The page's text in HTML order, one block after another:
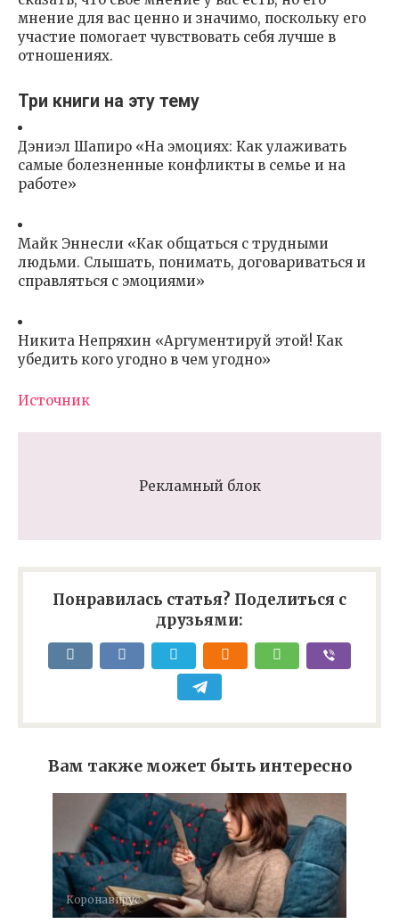
мнение для вас ценно и значимо, поскольку его
участие помогает чувствовать себя лучше в
отношениях.
Три книги на эту тему
Дэниэл Шапиро «На эмоциях: Как улаживать
самые болезненные конфликты в семье и на
работе»
Майк Эннесли «Как общаться с трудными
людьми. Слышать, понимать, договариваться и
справляться с эмоциями»
Никита Непряхин «Аргументируй этой! Как
убедить кого угодно в чем угодно»
Источник
Рекламный блок
Понравилась статья? Поделиться с
друзьями:
Вам также может быть интересно
Коронавирус